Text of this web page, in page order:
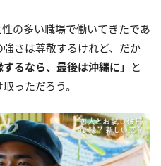
の多い職場で働いてきたであ
さは尊敬するけれど、だか
するなら、最後は沖縄に」 と
っただろう。